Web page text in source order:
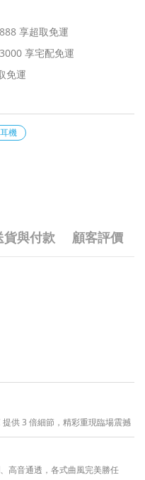
享超取免運
享宅配免運
免運
機
貨與付款 顧客評價
供 3 倍細節，精彩重現臨場震撼
高音通透，各式曲風完美勝任